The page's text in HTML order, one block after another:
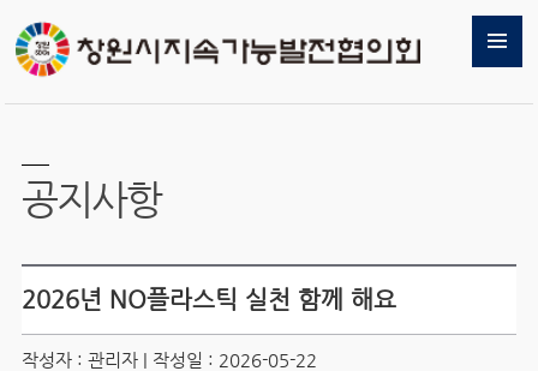
공지사항
2026년 NO플라스틱 실천 함께 해요
작성자 : 관리자 | 작성일 : 2026-05-22